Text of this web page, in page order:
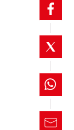
cosenzachannel.it
catanzarochannel.it
lacapitalenews.it